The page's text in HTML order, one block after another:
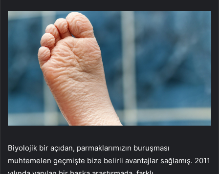
Biyolojik bir açıdan, parmaklarımızın buruşması
muhtemelen geçmişte bize belirli avantajlar sağlamış. 2011